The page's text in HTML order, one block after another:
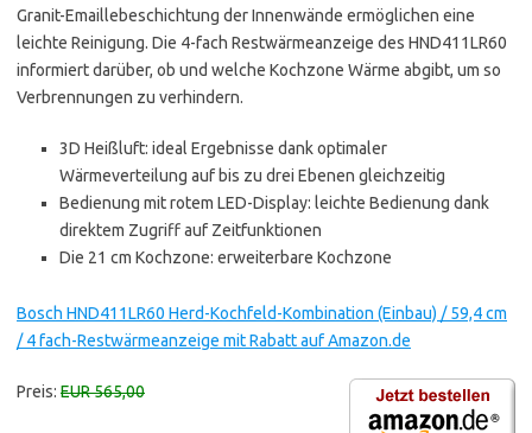
Granit-Emaillebeschichtung der Innenwände ermöglichen eine
leichte Reinigung. Die 4-fach Restwärmeanzeige des HND411LR60
informiert darüber, ob und welche Kochzone Wärme abgibt, um so
Verbrennungen zu verhindern.
3D Heißluft: ideal Ergebnisse dank optimaler
Wärmeverteilung auf bis zu drei Ebenen gleichzeitig
Bedienung mit rotem LED-Display: leichte Bedienung dank
direktem Zugriff auf Zeitfunktionen
Die 21 cm Kochzone: erweiterbare Kochzone
Bosch HND411LR60 Herd-Kochfeld-Kombination (Einbau) / 59,4 cm
/ 4 fach-Restwärmeanzeige mit Rabatt auf Amazon.de
Preis: EUR 565,00